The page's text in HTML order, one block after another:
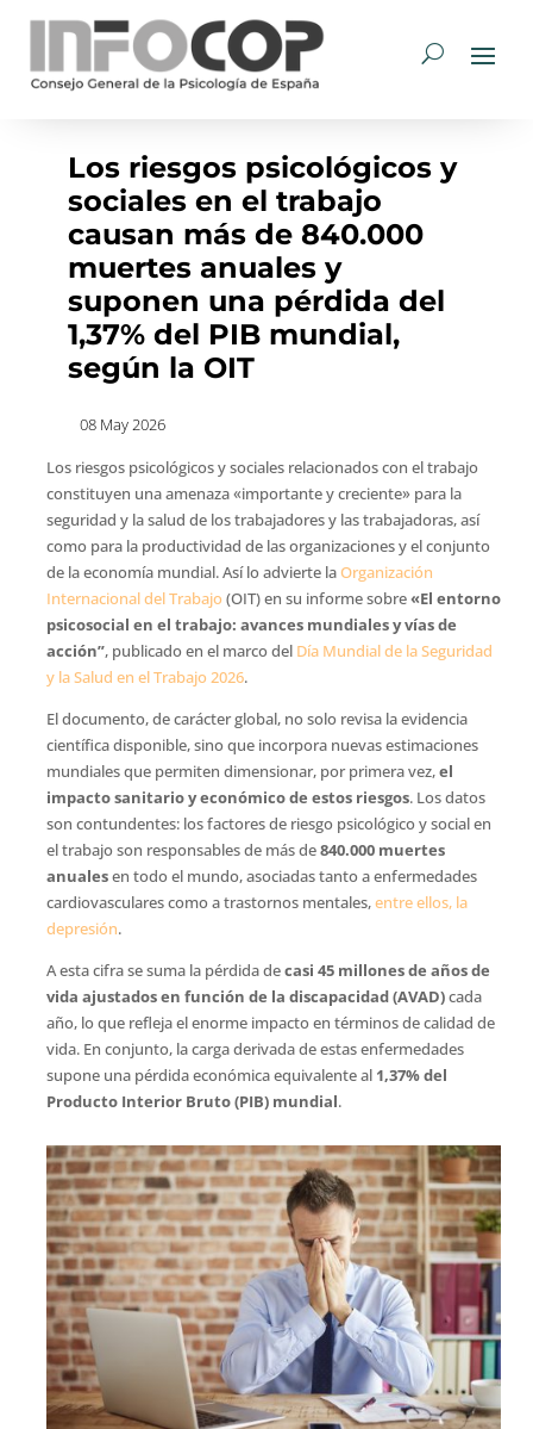
Los riesgos psicológicos y
sociales en el trabajo
causan más de 840.000
muertes anuales y
suponen una pérdida del
1,37% del PIB mundial,
según la OIT
08 May 2026
Los riesgos psicológicos y sociales relacionados con el trabajo
constituyen una amenaza «importante y creciente» para la
seguridad y la salud de los trabajadores y las trabajadoras, así
como para la productividad de las organizaciones y el conjunto
de la economía mundial. Así lo advierte laOrganización
Internacional del Trabajo (OIT) en su informe sobre«El entorno
psicosocial en el trabajo: avances mundiales y vías de
acción”, publicado en el marco del Día Mundial de la Seguridad
y la Salud en el Trabajo 2026.
El documento, de carácter global, no solo revisa la evidencia
científica disponible, sino que incorpora nuevas estimaciones
mundiales que permiten dimensionar, por primera vez,el
impacto sanitario y económico de estos riesgos. Los datos
son contundentes: los factores de riesgo psicológico y social en
el trabajo son responsables de más de840.000 muertes
anualesen todo el mundo, asociadas tanto a enfermedades
cardiovasculares como a trastornos mentales,entre ellos, la
depresión.
A esta cifra se suma la pérdida decasi 45 millones de años de
vida ajustados en función de la discapacidad (AVAD)cada
año, lo que refleja el enorme impacto en términos de calidad de
vida. En conjunto, la carga derivada de estas enfermedades
supone una pérdida económica equivalente al 1,37% del
Producto Interior Bruto (PIB) mundial.